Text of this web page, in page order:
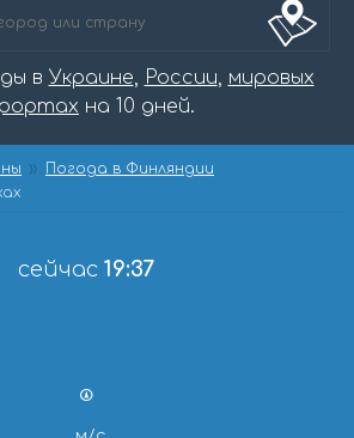
в Украине, России, мировых
на 10 дней.
Погода в Финляндии
сейчас 19:37